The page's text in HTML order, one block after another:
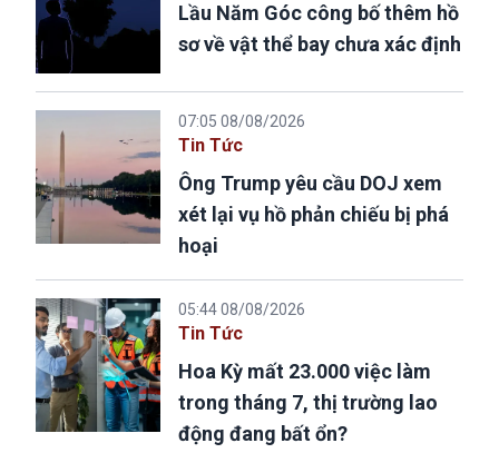
Lầu Năm Góc công bố thêm hồ
sơ về vật thể bay chưa xác định
07:05 08/08/2026
Tin Tức
Ông Trump yêu cầu DOJ xem
xét lại vụ hồ phản chiếu bị phá
hoại
05:44 08/08/2026
Tin Tức
Hoa Kỳ mất 23.000 việc làm
trong tháng 7, thị trường lao
động đang bất ổn?